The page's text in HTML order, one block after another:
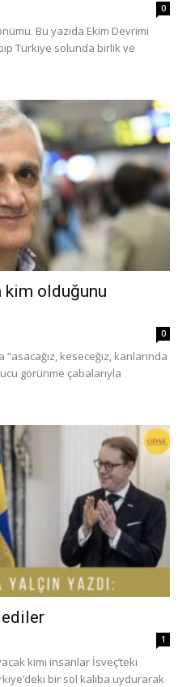
0
Bu yazıda Ekim Devrimi
Türkiye solunda birlik ve
kim olduğunu
0
“asacağız, keseceğiz, kanlarında
görünme çabalarıyla
1
kimi insanlar İsveç’teki
bir sol kalıba uydurarak